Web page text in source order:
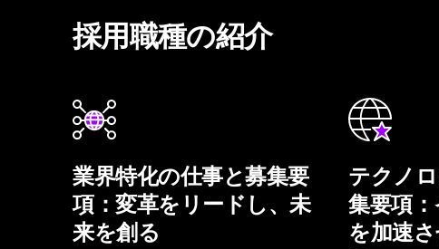
採用職種の紹介
業界特化の仕事と募集要
項：変革をリードし、未
来を創る
テクノ
集要項
を加速